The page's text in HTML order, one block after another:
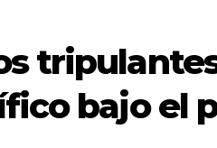
bajo el